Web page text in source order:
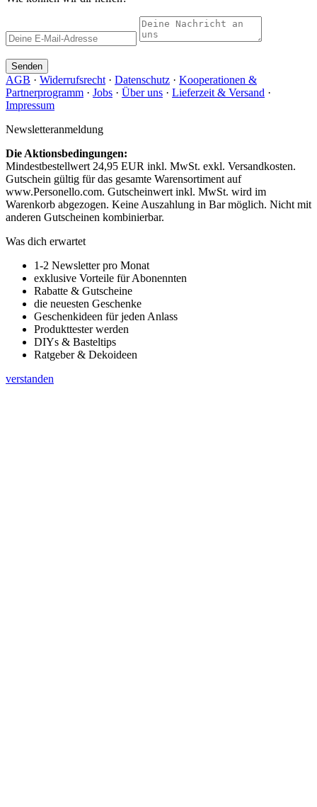
Senden
AGB · Widerrufsrecht· Datenschutz · Kooperationen &
Partnerprogramm · Jobs · Über uns · Lieferzeit & Versand ·
Impressum
Newsletteranmeldung
Die Aktionsbedingungen:
Mindestbestellwert 24,95 EUR inkl. MwSt. exkl. Versandkosten.
Gutschein gültig für das gesamte Warensortiment auf
www.Personello.com. Gutscheinwert inkl. MwSt. wird im
Warenkorb abgezogen. Keine Auszahlung in Bar möglich. Nicht mit
anderen Gutscheinen kombinierbar.
Was dich erwartet
1-2 Newsletter pro Monat
exklusive Vorteile für Abonennten
Rabatte & Gutscheine
die neuesten Geschenke
Geschenkideen für jeden Anlass
Produkttester werden
DIYs & Basteltips
Ratgeber & Dekoideen
verstanden